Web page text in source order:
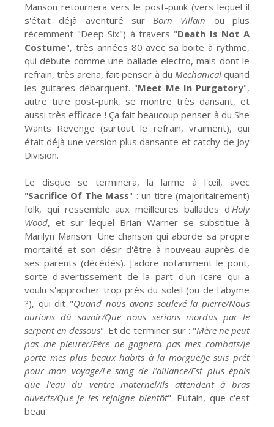
Manson retournera vers le post-punk (vers lequel il
s'était déjà aventuré surBorn Villain ou plus
récemment "Deep Six") à travers "Death Is Not A
Costume", très années 80 avec sa boite à rythme,
qui débute comme une ballade electro, mais dont le
refrain, très arena, fait penser à du Mechanicalquand
les guitares débarquent. "Meet Me In Purgatory",
autre titre post-punk, se montre très dansant, et
aussi très efficace ! Ça fait beaucoup penser à du She
Wants Revenge (surtout le refrain, vraiment), qui
était déjà une version plus dansante et catchy de Joy
Division.
Le disque se terminera, la larme à l'œil, avec
"Sacrifice Of The Mass" : un titre (majoritairement)
folk, qui ressemble aux meilleures ballades d'Holy
Wood, et sur lequel Brian Warner se substitue à
Marilyn Manson. Une chanson qui aborde sa propre
mortalité et son désir d'être à nouveau auprès de
ses parents (décédés). J'adore notamment le pont,
sorte d'avertissement de la part d'un Icare qui a
voulu s'approcher trop près du soleil (ou de l'abyme
?), qui dit "Quand nous avons soulevé la pierre/Nous
aurions dû savoir/Que nous serions mordus par le
serpent en dessous". Et de terminer sur : "Mère ne peut
pas me pleurer/Père ne gagnera pas mes combats/Je
porte mes plus beaux habits à la morgue/Je suis prêt
pour mon voyage/Le sang de l'alliance/Est plus épais
que l'eau du ventre maternel/Ils attendent à bras
ouverts/Que je les rejoigne bientôt". Putain, que c'est
beau.